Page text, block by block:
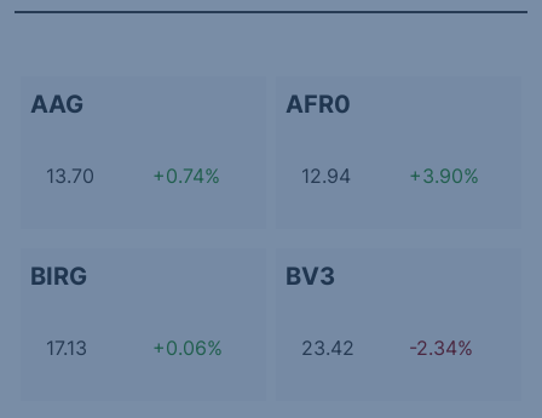
AAG
13.70 +0.74%
AFR0
12.94 +3.90%
BIRG
17.13 +0.06%
BV3
23.42 -2.34%